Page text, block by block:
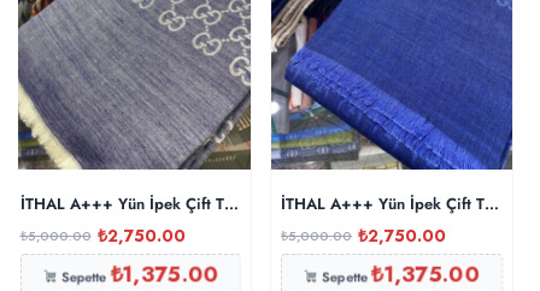
İTHAL A+++ Yün İpek Çift Taraflı Marka Şal 87452 – Kot Mavisi
₺5,000.00 ₺2,750.00
Sepette ₺1,375.00
İTHAL A+++ Yün İpek Çift Taraflı
₺5,000.00 ₺2,750.00
Sepette₺1,375.00